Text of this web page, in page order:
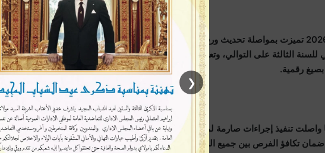
وأكدت الوزارة أن دورة 2026 تميزت بمواصلة تحديث ورقمنة مختلف مراحل تنظيم الامتحانات، من خلال اعتماد
للسنة الثالثة على التوالي، وتعزيز تدابير تأمين المواضيع وضمان سريتها، إلى جانب إصدار
رقمية.
واصلت تنفيذ إجراءات صارمة لمحاربة الغش بمختلف أشكاله، وذلك بتنسيق مع السلطات
ضمان تكافؤ الفرص بين جميع المترشحين.
❮